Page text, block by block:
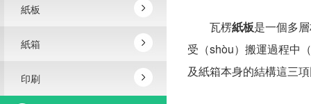
紙板
紙箱
印刷
瓦楞紙板是一個多
受（shòu）搬運過程中
及紙箱本身的結構這三